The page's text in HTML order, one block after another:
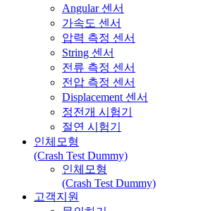
Angular 센서
가속도 센서
압력 측정 센서
String 센서
전류 측정 센서
전압 측정 센서
Displacement 센서
정전개 시험기
절연 시험기
인체모형
(Crash Test Dummy)
인체모형
(Crash Test Dummy)
고객지원